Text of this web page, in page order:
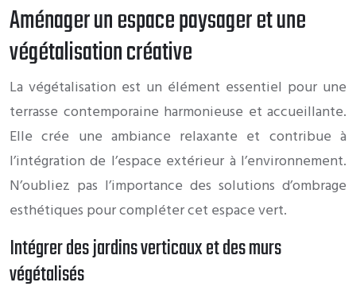
Aménager un espace paysager et une
végétalisation créative
La végétalisation est un élément essentiel pour une
terrasse contemporaine harmonieuse et accueillante.
Elle crée une ambiance relaxante et contribue à
l’intégration de l’espace extérieur à l’environnement.
N’oubliez pas l’importance des solutions d’ombrage
esthétiques pour compléter cet espace vert.
Intégrer des jardins verticaux et des murs
végétalisés